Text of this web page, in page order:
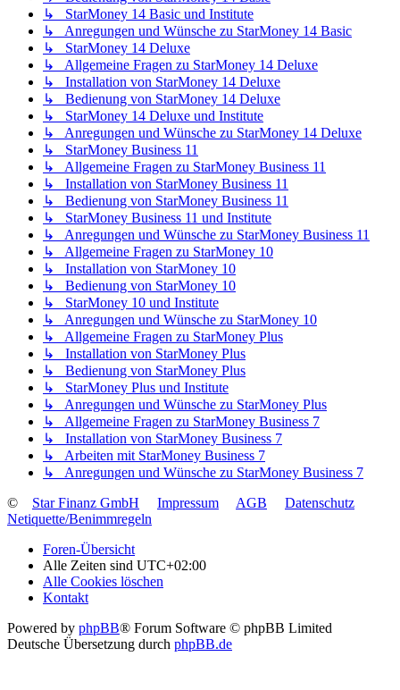
↳ StarMoney 14 Basic und Institute
↳ Anregungen und Wünsche zu StarMoney 14 Basic
↳ StarMoney 14 Deluxe
↳ Allgemeine Fragen zu StarMoney 14 Deluxe
↳ Installation von StarMoney 14 Deluxe
↳ Bedienung von StarMoney 14 Deluxe
↳ StarMoney 14 Deluxe und Institute
↳ Anregungen und Wünsche zu StarMoney 14 Deluxe
↳ StarMoney Business 11
↳ Allgemeine Fragen zu StarMoney Business 11
↳ Installation von StarMoney Business 11
↳ Bedienung von StarMoney Business 11
↳ StarMoney Business 11 und Institute
↳ Anregungen und Wünsche zu StarMoney Business 11
↳ Allgemeine Fragen zu StarMoney 10
↳ Installation von StarMoney 10
↳ Bedienung von StarMoney 10
↳ StarMoney 10 und Institute
↳ Anregungen und Wünsche zu StarMoney 10
↳ Allgemeine Fragen zu StarMoney Plus
↳ Installation von StarMoney Plus
↳ Bedienung von StarMoney Plus
↳ StarMoney Plus und Institute
↳ Anregungen und Wünsche zu StarMoney Plus
↳ Allgemeine Fragen zu StarMoney Business 7
↳ Installation von StarMoney Business 7
↳ Arbeiten mit StarMoney Business 7
↳ Anregungen und Wünsche zu StarMoney Business 7
©
Star Finanz GmbH Impressum AGB
Datenschutz
Netiquette/Benimmregeln
Foren-Übersicht
Alle Zeiten sind UTC+02:00
Alle Cookies löschen
Kontakt
Powered by phpBB® Forum Software © phpBB Limited
Deutsche Übersetzung durch phpBB.de